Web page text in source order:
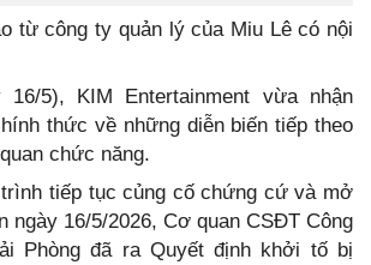
từ công ty quản lý của Miu Lê có nội
16/5), KIM Entertainment vừa nhận
thức về những diễn biến tiếp theo
chức năng.
tiếp tục củng cố chứng cứ và mở
ngày 16/5/2026, Cơ quan CSĐT Công
Phòng đã ra Quyết định khởi tố bị